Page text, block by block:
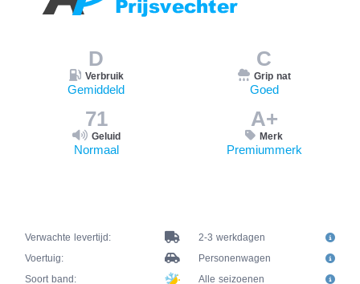
D
Verbruik
Gemiddeld
C
Grip nat
Goed
71
Geluid
Normaal
A+
Merk
Premiummerk
Verwachte levertijd:
2-3 werkdagen
Voertuig:
Personenwagen
Soort band:
Alle seizoenen